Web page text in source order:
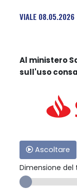
VIALE 08.05.2026
Al ministero
sull'uso
Ascoltare
Dimensione del